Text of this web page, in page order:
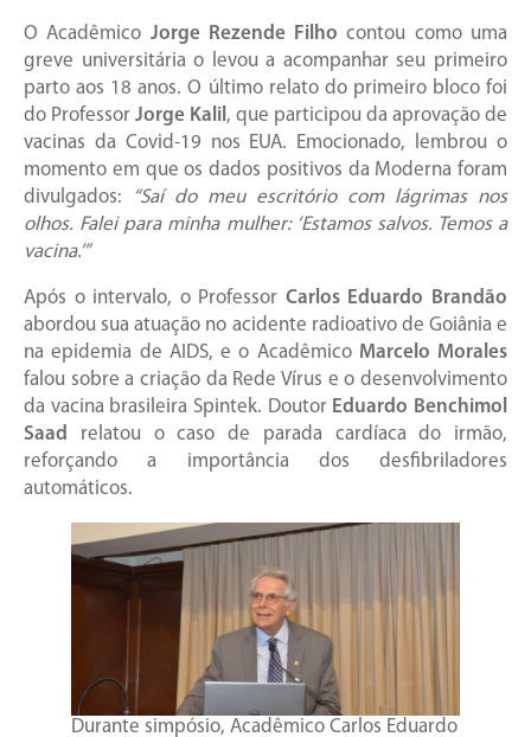
O Acadêmico Jorge Rezende Filho contou como uma
greve universitária o levou a acompanhar seu primeiro
parto aos 18 anos. O último relato do primeiro bloco foi
do Professor Jorge Kalil , que participou da aprovação de
vacinas da Covid-19 nos EUA. Emocionado, lembrou o
momento em que os dados positivos da Moderna foram
divulgados:
“Saí do meu escritório com lágrimas nos
olhos. Falei para minha mulher: ‘Estamos salvos. Temos a
vacina.’”
Após o intervalo, o Professor Carlos Eduardo Brandão
abordou sua atuação no acidente radioativo de Goiânia e
na epidemia de AIDS, e o Acadêmico Marcelo Morales
falou sobre a criação da Rede Vírus e o desenvolvimento
da vacina brasileira Spintek. Doutor Eduardo Benchimol
Saad
relatou o caso de parada cardíaca do irmão,
reforçando a importância dos desfibriladores
automáticos.
Durante simpósio, Acadêmico Carlos Eduardo